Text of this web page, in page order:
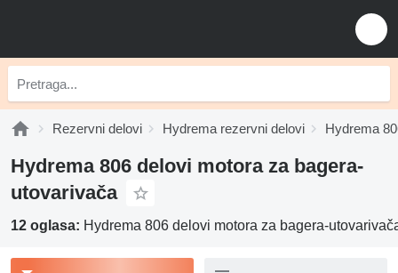
Rezervni delovi Hydrema rezervni delovi Hydrema
Hydrema 806 delovi motora za bagerа-
utovarivačа
12 oglasa: Hydrema 806 delovi motora za bagerа-